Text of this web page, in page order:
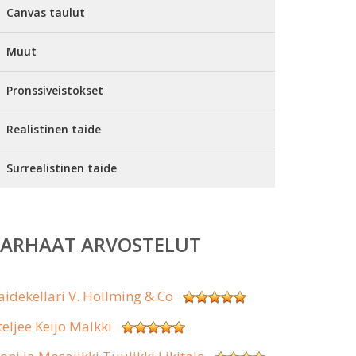
Canvas taulut
Muut
Pronssiveistokset
Realistinen taide
Surrealistinen taide
ARVOSTELUT
V. Hollming & Co
Keijo Malkki